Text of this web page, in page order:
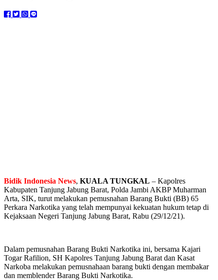
Bidik Indonesia News, KUALA TUNGKAL – Kapolres
Kabupaten Tanjung Jabung Barat, Polda Jambi AKBP Muharman
Arta, SIK, turut melakukan pemusnahan Barang Bukti (BB) 65
Perkara Narkotika yang telah mempunyai kekuatan hukum tetap di
Kejaksaan Negeri Tanjung Jabung Barat, Rabu (29/12/21).
Dalam pemusnahan Barang Bukti Narkotika ini, bersama Kajari
Togar Rafilion, SH Kapolres Tanjung Jabung Barat dan Kasat
Narkoba melakukan pemusnahaan barang bukti dengan membakar
dan memblender Barang Bukti Narkotika.